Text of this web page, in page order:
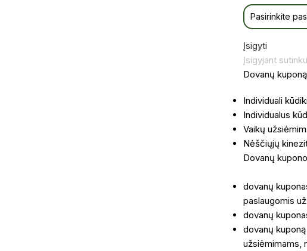
Įsigyti
Įsigyjant
Dovanų
Individuali
Individualus
Vaikų
Nėščiųjų
Dovanų
dovanų
paslaugomis
dovanų
dovanų
užsiėmimams,